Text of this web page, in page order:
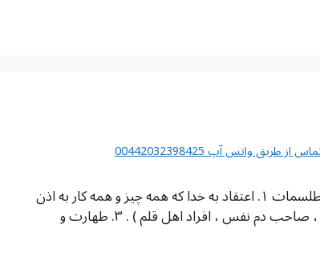
واتس آپ 00442032398425
شماره تلفن سیدطباطبایی شرایط نوشتن دعا ، تعویزات ، طلسمات ۱. اعتقاد به خدا که همه چیز و همه کار به اذن
او انجام می گیرد . ۲. اجازه از فرد عامل ( صاحب تسخیرات ، صاحب دم نفس ، افراد اهل قلم ) . ۳. طهارت و